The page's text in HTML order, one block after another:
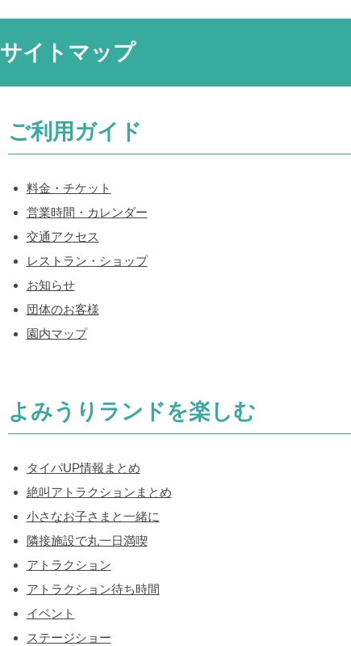
サイトマップ
ご利用ガイド
料金・チケット
営業時間・カレンダー
交通アクセス
レストラン・ショップ
お知らせ
団体のお客様
園内マップ
よみうりランドを楽しむ
タイパUP情報まとめ
絶叫アトラクションまとめ
小さなお子さまと一緒に
隣接施設で丸一日満喫
アトラクション
アトラクション待ち時間
イベント
ステージショー